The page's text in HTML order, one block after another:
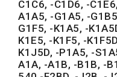
C1C6, -C1D6, -
A1A5, -G1A5, -
G1F5, -K1A5, -
K1E5, -K1F5, -
K1J5D, -P1A5, -
A1A, -A1B, -B1B, -